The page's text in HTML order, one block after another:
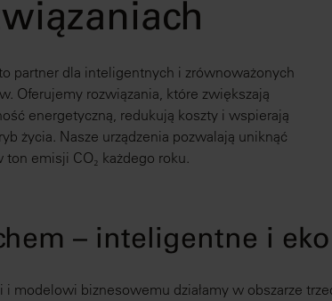
partner dla inteligentnych i zrównoważonych
Oferujemy rozwiązania, które zwiększają
energetyczną, redukują koszty i wspierają
życia. Nasze urządzenia pozwalają uniknąć
ton emisji CO₂ każdego roku.
– inteligentne i
i modelowi biznesowemu działamy w obszarze